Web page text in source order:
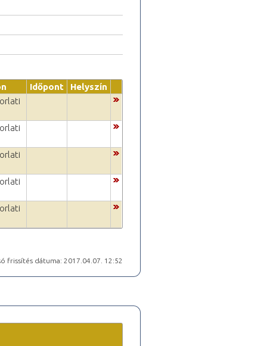
Időpont
Helyszín
frissítés dátuma: 2017.04.07. 12:52